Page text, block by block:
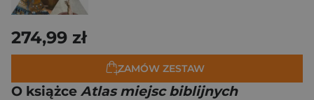
274,99 zł
ZAMÓW ZESTAW
O książce Atlas miejsc biblijnych